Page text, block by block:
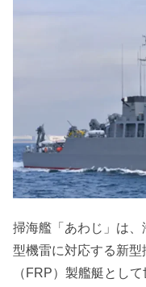
掃海艦「あわじ」は
型機雷に対応する新
（FRP）製艦艇とし